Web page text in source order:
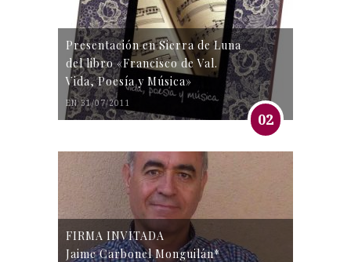
Presentación en Sierra de Luna
del libro «Francisco de Val.
Vida, Poesía y Música»
EN 31/07/2011
02
FIRMA INVITADA
Jaime Carbonel Monguilán*